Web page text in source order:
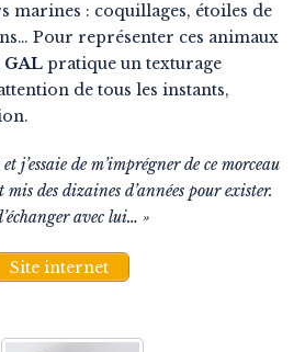
marines : coquillages, étoiles de
Pour représenter ces animaux
GAL pratique un texturage
de tous les instants,
et j’essaie de m’imprégner de ce morceau
des dizaines d’années pour exister.
avec lui… »
Site internet